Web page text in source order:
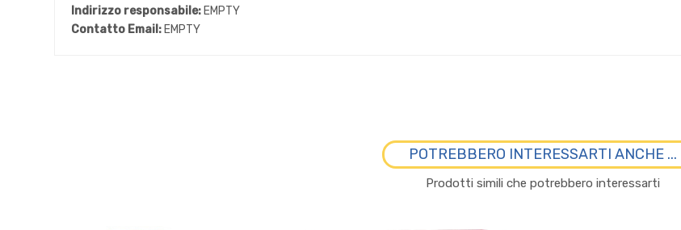
Indirizzo responsabile: EMPTY
Contatto Email: EMPTY
POTREBBERO INTERESSARTI ANCHE ...
Prodotti simili che potrebbero interessarti